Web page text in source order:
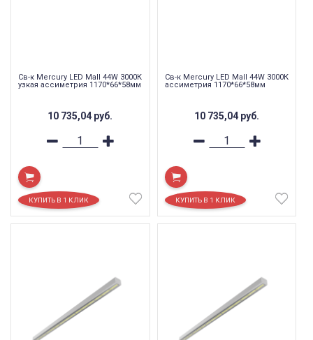
Св-к Mercury LED Mall 44W 3000К
узкая ассиметрия 1170*66*58мм
10 735,04 руб.
Св-к Mercury LED Mall 44W 3000К
ассиметрия 1170*66*58мм
10 735,04 руб.